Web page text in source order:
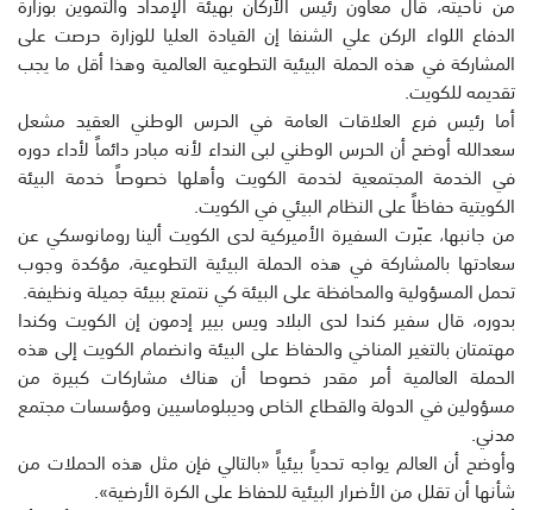
الدفاع اللواء الركن علي الشنفا إن القيادة العليا للوزارة حرصت على
المشاركة في هذه الحملة البيئية التطوعية العالمية وهذا أقل ما يجب
تقديمه للكويت.
أما رئيس فرع العلاقات العامة في الحرس الوطني العقيد مشعل
سعدالله أوضح أن الحرس الوطني لبى النداء لأنه مبادر دائماً لأداء دوره
في الخدمة المجتمعية لخدمة الكويت وأهلها خصوصاً خدمة البيئة
الكويتية حفاظاً على النظام البيئي في الكويت.
من جانبها، عبّرت السفيرة الأميركية لدى الكويت ألينا رومانوسكي عن
سعادتها بالمشاركة في هذه الحملة البيئية التطوعية، مؤكدة وجوب
تحمل المسؤولية والمحافظة على البيئة كي نتمتع ببيئة جميلة ونظيفة.
بدوره، قال سفير كندا لدى البلاد ويس بيير إدمون إن الكويت وكندا
مهتمتان بالتغير المناخي والحفاظ على البيئة وانضمام الكويت إلى هذه
الحملة العالمية أمر مقدر خصوصا أن هناك مشاركات كبيرة من
مسؤولين في الدولة والقطاع الخاص وديبلوماسيين ومؤسسات مجتمع
مدني.
وأوضح أن العالم يواجه تحدياً بيئياً «بالتالي فإن مثل هذه الحملات من
شأنها أن تقلل من الأضرار البيئية للحفاظ على الكرة الأرضية».